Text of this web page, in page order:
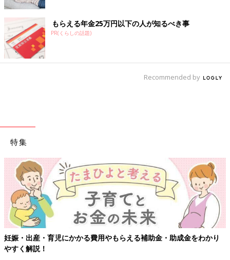
もらえる年金25万円以下の人が知るべき事
PR(くらしの話題)
Recommended by
特集
妊娠・出産・育児にかかる費用やもらえる補助金・助成金をわかり
やすく解説！